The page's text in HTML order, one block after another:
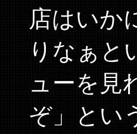
店はいか
りなぁと
ューを見
ぞ」とい